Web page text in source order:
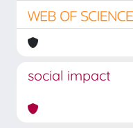
social impact